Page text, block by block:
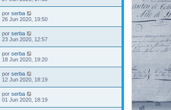
por serba
26 Jun 2020, 19:50
por serba
23 Jun 2020, 12:57
por serba
18 Jun 2020, 19:20
por serba
12 Jun 2020, 18:19
por serba
01 Jun 2020, 18:19